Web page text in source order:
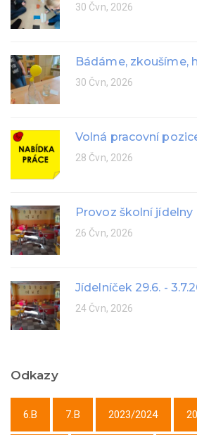
30 Čvn, 2026
Bádáme, zkoušíme,
30 Čvn, 2026
Volná pracovní
28 Čvn, 2026
Provoz školní jídelny
26 Čvn, 2026
Jídelníček 29.6. -
24 Čvn, 2026
Odkazy
6.B 7.B 2023/2024